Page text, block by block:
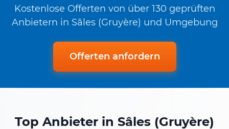
Kostenlose Offerten von über 130 geprüften
Anbietern in Sâles (Gruyère) und Umgebung
Offerten anfordern
Top Anbieter in Sâles (Gruyère)